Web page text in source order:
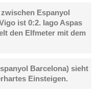
Espanyol
ist 0:2. Iago Aspas
den Elfmeter mit dem
Barcelona) sieht
Einsteigen.